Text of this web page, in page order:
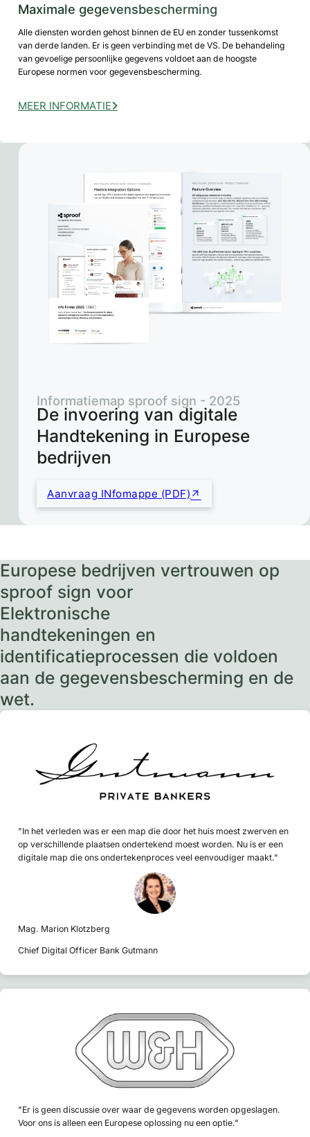
Maximale gegevensbescherming
Alle diensten worden gehost binnen de EU en zonder tussenkomst
van derde landen. Er is geen verbinding met de VS. De behandeling
van gevoelige persoonlijke gegevens voldoet aan de hoogste
Europese normen voor gegevensbescherming.
MEER INFORMATIE
De invoering van digitale
Handtekening in Europese
bedrijven
Informatiemap sproof sign - 2025
Aanvraag INfomappe (PDF)
Europese bedrijven vertrouwen op
sproof sign voor
Elektronische
handtekeningen en
identificatieprocessen die voldoen
aan de gegevensbescherming en de
wet.
"In het verleden was er een map die door het huis moest zwerven en
op verschillende plaatsen ondertekend moest worden. Nu is er een
digitale map die ons ondertekenproces veel eenvoudiger maakt."
Mag. Marion Klotzberg
Chief Digital Officer Bank Gutmann
"Er is geen discussie over waar de gegevens worden opgeslagen.
Voor ons is alleen een Europese oplossing nu een optie."